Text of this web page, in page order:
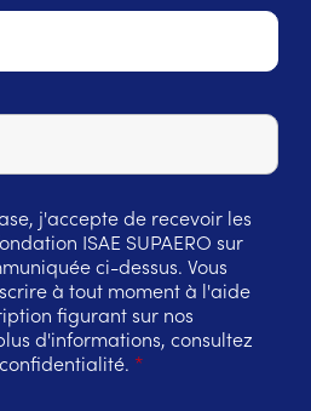
j'accepte de recevoir les
ISAE SUPAERO sur
ci-dessus. Vous
à tout moment à l'aide
figurant sur nos
d'informations, consultez
*